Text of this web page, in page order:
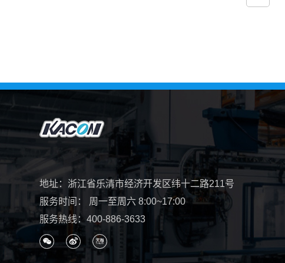
地址：浙江省乐清市经济开发区纬十二路211号
服务时间： 周一至周六 8:00~17:00
服务热线：400-886-3633